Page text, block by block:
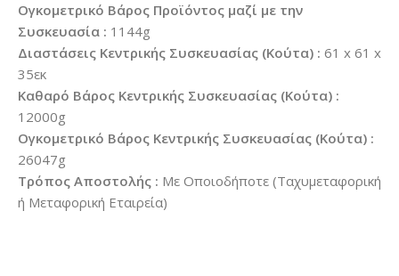
Ογκομετρικό Βάρος Προϊόντος μαζί με την
Συσκευασία : 1144g
Διαστάσεις Κεντρικής Συσκευασίας (Κούτα) : 61 x 61 x
35εκ
Καθαρό Βάρος Κεντρικής Συσκευασίας (Κούτα) :
12000g
Ογκομετρικό Βάρος Κεντρικής Συσκευασίας (Κούτα) :
26047g
Τρόπος Αποστολής : Με Οποιοδήποτε (Ταχυμεταφορική
ή Μεταφορική Εταιρεία)